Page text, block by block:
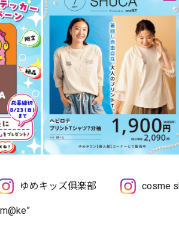
ゆめキッズ俱楽部 cosme